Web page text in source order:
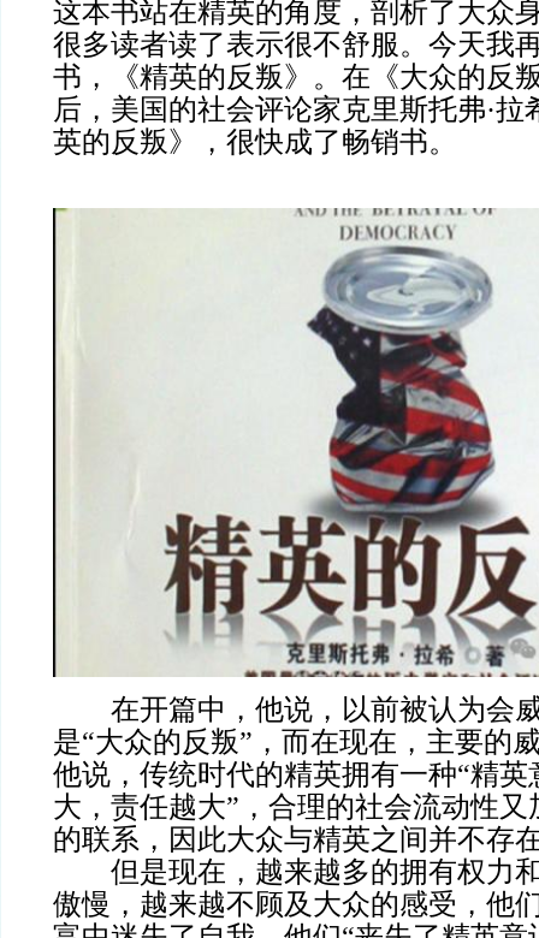
这本书站在精英的角度，剖析了大众
很多读者读了表示很不舒服。今天我
书，《精英的反叛》。在《大众的反
后，美国的社会评论家克里斯托弗·拉
英的反叛》，很快成了畅销书。
在开篇中，他说，以前被认为会
是“大众的反叛”，而在现在，主要的
他说，传统时代的精英拥有一种“精英
大，责任越大”，合理的社会流动性
的联系，因此大众与精英之间并不存
但是现在，越来越多的拥有权力
傲慢，越来越不顾及大众的感受，他